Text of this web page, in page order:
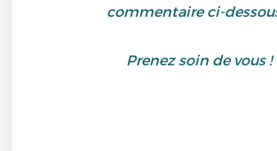
commentaire ci-
Prenez soin de vous !